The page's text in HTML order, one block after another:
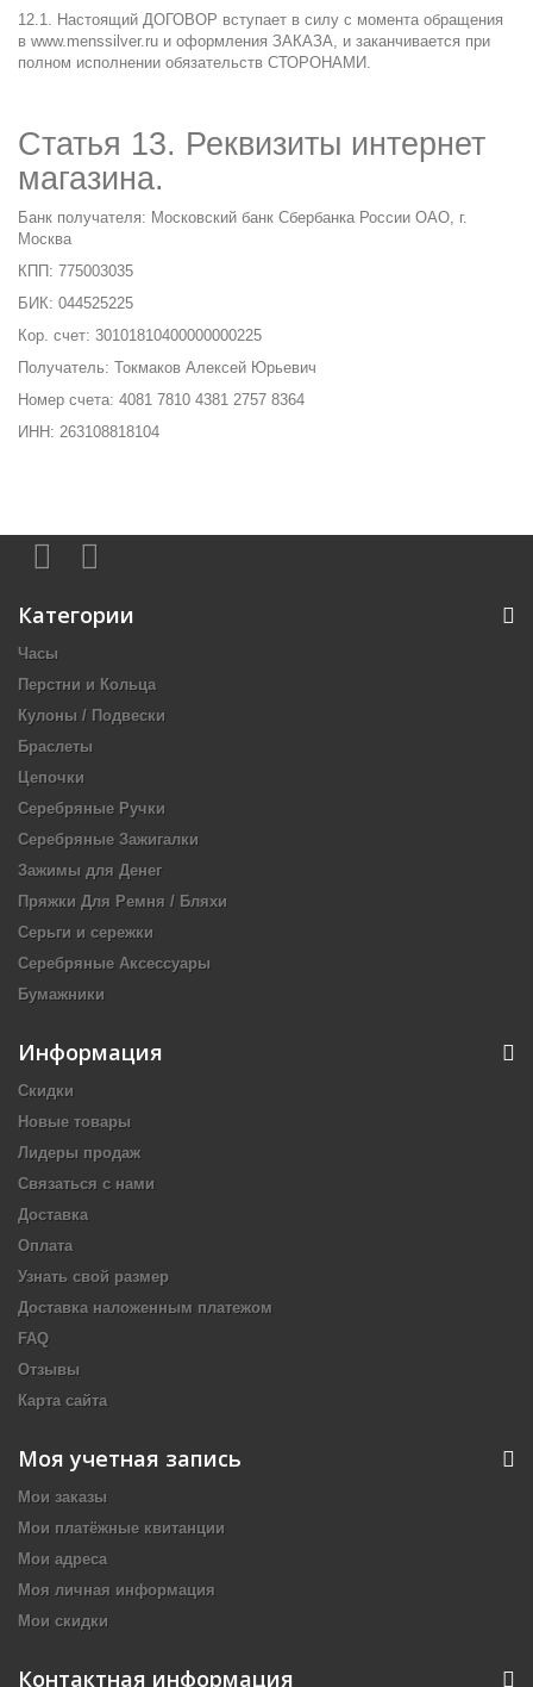
12.1. Настоящий ДОГОВОР вступает в силу с момента обращения
в www.menssilver.ru и оформления ЗАКАЗА, и заканчивается при
полном исполнении обязательств СТОРОНАМИ.
Статья 13. Реквизиты интернет
магазина.
Банк получателя: Московский банк Сбербанка России ОАО, г.
Москва
КПП: 775003035
БИК: 044525225
Кор. счет: 30101810400000000225
Получатель: Токмаков Алексей Юрьевич
Номер счета: 4081 7810 4381 2757 8364
ИНН: 263108818104
Категории
Часы
Перстни и Кольца
Кулоны / Подвески
Браслеты
Цепочки
Серебряные Ручки
Серебряные Зажигалки
Зажимы для Денег
Пряжки Для Ремня / Бляхи
Серьги и сережки
Серебряные Аксессуары
Бумажники
Информация
Скидки
Новые товары
Лидеры продаж
Связаться с нами
Доставка
Оплата
Узнать свой размер
Доставка наложенным платежом
FAQ
Отзывы
Карта сайта
Моя учетная запись
Мои заказы
Мои платёжные квитанции
Мои адреса
Моя личная информация
Мои скидки
Контактная информация